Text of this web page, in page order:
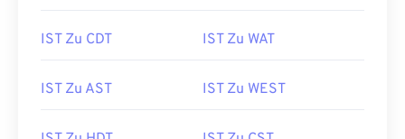
IST Zu CDT IST Zu WAT
IST Zu AST IST Zu WEST